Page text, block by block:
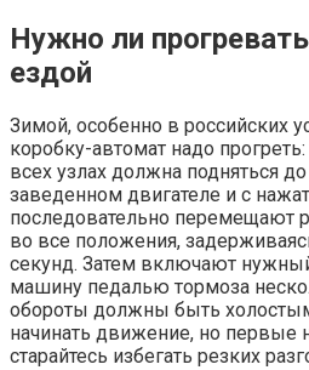
Нужно ли
ездой
Зимой, особенно в российских
коробку-автомат надо
всех узлах должна подняться
заведенном двигателе и с
последовательно перемещают
во все положения,
секунд. Затем включают
машину педалью тормоза
обороты должны быть
начинать движение, но первые
старайтесь избегать резких